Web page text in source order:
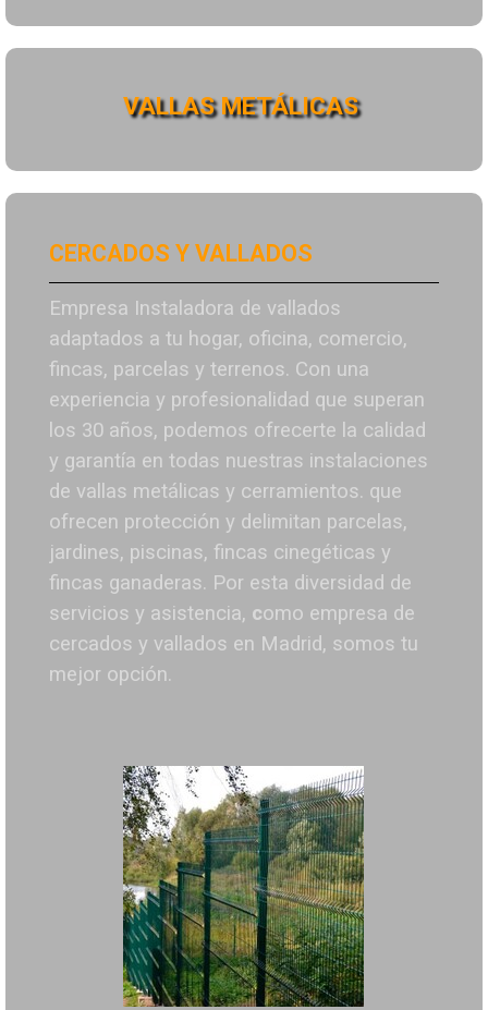
VALLAS METÁLICAS
CERCADOS Y VALLADOS
Empresa Instaladora de vallados
adaptados a tu hogar, oficina, comercio,
fincas, parcelas y terrenos. Con una
experiencia y profesionalidad que superan
los 30 años, podemos ofrecerte la calidad
y garantía en todas nuestras instalaciones
de vallas metálicas y cerramientos. que
ofrecen protección y delimitan parcelas,
jardines, piscinas, fincas cinegéticas y
fincas ganaderas. Por esta diversidad de
servicios y asistencia, como empresa de
cercados y vallados en Madrid, somos tu
mejor opción.